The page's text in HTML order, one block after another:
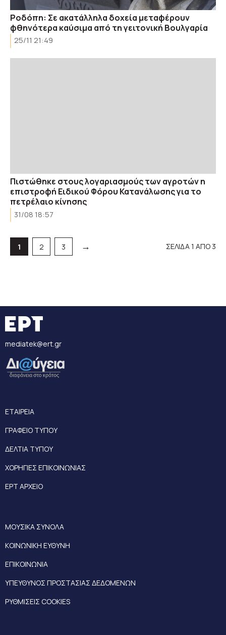
Ροδόπη: Σε ακατάλληλα δοχεία μεταφέρουν
φθηνότερα καύσιμα από τη γειτονική Βουλγαρία
25/11 21:49
Πιστώθηκε στους λογαριασμούς των αγροτών η
επιστροφή Ειδικού Φόρου Κατανάλωσης για το
πετρέλαιο κίνησης
31/08 18:57
Σελίδα
1 Σελίδα
2 Σελίδα
3 → ΣΕΛΙΔΑ 1 ΑΠΟ 3
mediatek@ert.gr
ΕΤΑΙΡΕΙΑ
ΓΡΑΦΕΙΟ ΤΥΠΟΥ
ΔΕΛΤΙΑ ΤΥΠΟΥ
ΧΟΡΗΓΙΕΣ ΕΠΙΚΟΙΝΩΝΙΑΣ
ΕΡΤ ΑΡΧΕΙΟ
ΜΟΥΣΙΚΑ ΣΥΝΟΛΑ
ΚΟΙΝΩΝΙΚΗ ΕΥΘΥΝΗ
ΕΠΙΚΟΙΝΩΝΙΑ
ΥΠΕΥΘΥΝΟΣ ΠΡΟΣΤΑΣΙΑΣ ΔΕΔΟΜΕΝΩΝ
ΡΥΘΜΙΣΕΙΣ COOKIES